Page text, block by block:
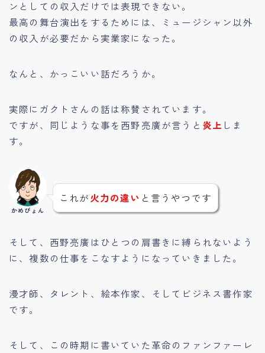
ンとしての収入だけでは表現できない。
最高の舞台演出をするためには、ミュージシャン以外
の収入が必要だから実業家になった。
なんと、かっこいい話だろうか。
実際にガクトさんの話は称賛されています。
ですが、同じような事を西野亮廣が言うと 炎上 しま
す。
かめぴょん
これが火力の違い と言うやつです
そして、西野亮廣はひとつの肩書きに縛られないよう
に、複数の仕事をこなすようになっていきました。
漫才師、タレント、絵本作家、そしてビジネス書作家
です。
そして、この時期に書いていた革命のファンファーレ